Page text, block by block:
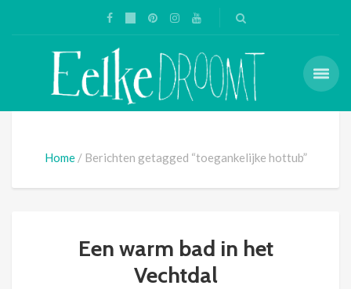
Home Berichten getagged “toegankelijke hottub”
Een warm bad in het
Vechtdal